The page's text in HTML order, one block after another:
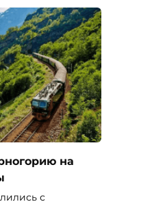
на
с